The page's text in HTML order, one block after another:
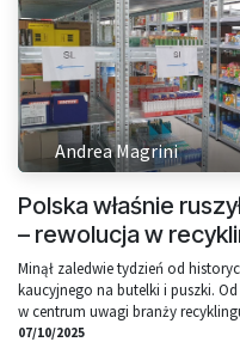
Andrea Magrini
Polska właśnie
– rewolucja w
Minął zaledwie tydzień od
kaucyjnego na butelki i puszki.
w centrum uwagi branży
07/10/2025